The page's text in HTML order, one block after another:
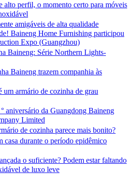
alto perfil, o momento certo para móveis
amigáveis de alta qualidade
Baineng Home Furnishing participou
Expo (Guangzhou)
Baineng: Série Northern Lights-
Baineng trazem companhia às
um armário de cozinha de grau
aniversário da Guangdong Baineng
Limited
de cozinha parece mais bonito?
casa durante o período epidêmico
o suficiente? Podem estar faltando
de luxo leve